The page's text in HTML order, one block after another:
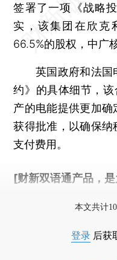
签署了一项《战略
实，该集团在欣克
66.5%的股权，中广
英国政府和法国
约》的具体细节，
产的电能提供更加
获得批准，以确保
支付费用。
[财新双语通产品，
本文共计
登录 后获